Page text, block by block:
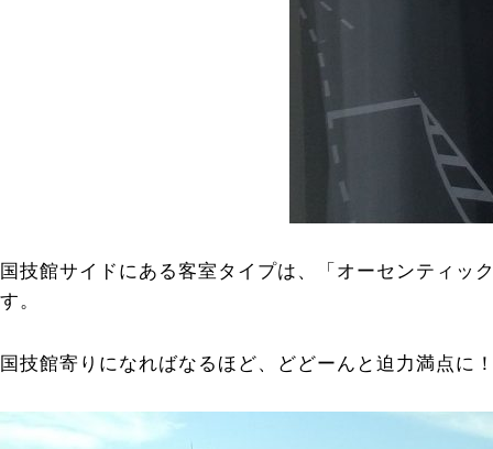
国技館サイドにある客室タイプは、「オーセンティッ
す。
国技館寄りになればなるほど、どどーんと迫力満点に